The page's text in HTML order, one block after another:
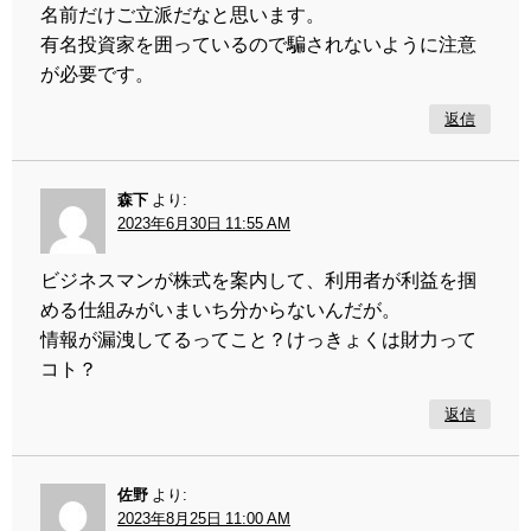
名前だけご立派だなと思います。
有名投資家を囲っているので騙されないように注意
が必要です。
返信
森下 より:
2023年6月30日 11:55 AM
ビジネスマンが株式を案内して、利用者が利益を掴
める仕組みがいまいち分からないんだが。
情報が漏洩してるってこと？けっきょくは財力って
コト？
返信
佐野 より:
2023年8月25日 11:00 AM